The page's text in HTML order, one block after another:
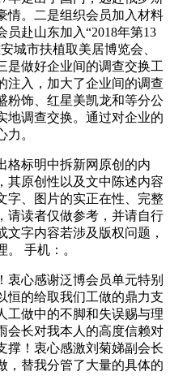
情。二是组织会员加入材料
赴山东加入“2018年第13
城市扶植取美居博览会、
是做好企业间的调查交换工
注入，加大了企业间的调查
粉饰、红星美凯龙和等分公
地调查交换。通过对企业的
。
标明中拆新网原创的内
其原创性以及文中陈述内容
字、图片的实正在性、完整
请读者仅做参考，并请自行
字内容若涉及版权问题，
手机：。
心感谢泛博会员单元特别
恒的给取我们工做的鼎力支
工做中的不脚和失误赐与理
会长对我本人的高度信赖对
撑！衷心感激刘菊娣副会长
，替我分管了大量的具体的